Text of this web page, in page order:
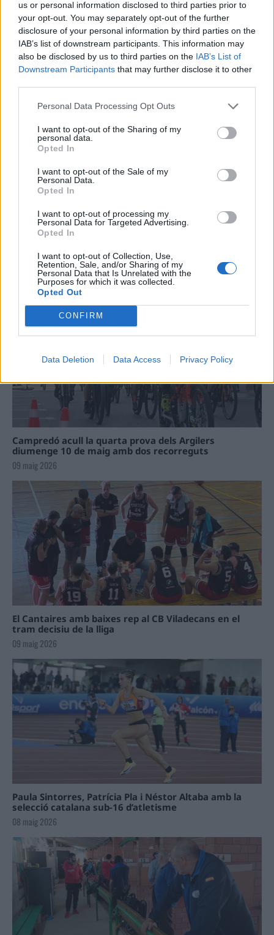
us or personal information disclosed to third parties prior to
your opt-out. You may separately opt-out of the further
disclosure of your personal information by third parties on the
IAB’s list of downstream participants. This information may
also be disclosed by us to third parties on the IAB’s List of
Downstream Participants that may further disclose it to other
Personal Data Processing Opt Outs
I want to opt-out of the Sharing of my
personal data.
Opted In
I want to opt-out of the Sale of my
Personal Data.
Opted In
I want to opt-out of processing my
Personal Data for Targeted Advertising.
Opted In
I want to opt-out of Collection, Use,
Retention, Sale, and/or Sharing of my
Personal Data that Is Unrelated with the
Purposes for which it was collected.
Opted Out
CONFIRM
Data Deletion Data Access Privacy Policy
31 de juliol de 2026
Carrega més
La Cursa de l’Aldea segona d’etiqueta d’or de la
Running Sèries Terres de l’Ebre
09 maig 2026
Campredó acull la quarta prova dels Argilers
diumenge 10 de maig amb dos recorreguts
09 maig 2026
El Cantaires amb baixes rep al CB Viladecans en el
tram decisiu de la lliga
09 maig 2026
Paula Sintorres, Patrícia Pla i Néstor Altaba amb la
selecció catalana sub-16 d’atletisme
08 maig 2026